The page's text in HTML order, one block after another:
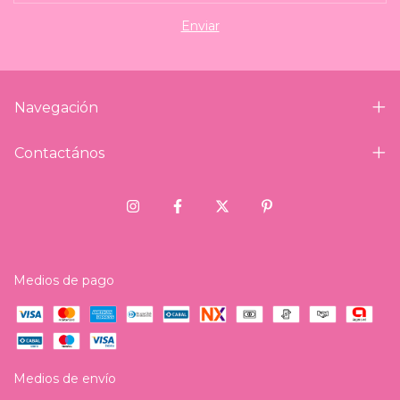
Navegación
Contactános
Medios de pago
Medios de envío